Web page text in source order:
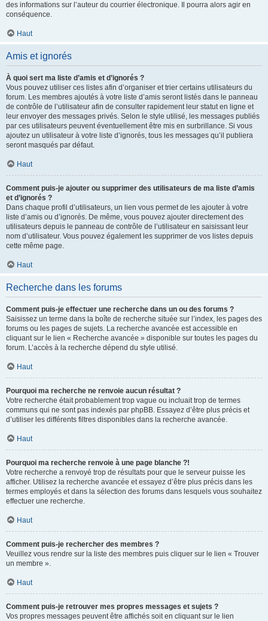
des informations sur l’auteur du courrier électronique. Il pourra alors agir en
conséquence.
Haut
Amis et ignorés
À quoi sert ma liste d’amis et d’ignorés ?
Vous pouvez utiliser ces listes afin d’organiser et trier certains utilisateurs du
forum. Les membres ajoutés à votre liste d’amis seront listés dans le panneau
de contrôle de l’utilisateur afin de consulter rapidement leur statut en ligne et
leur envoyer des messages privés. Selon le style utilisé, les messages publiés
par ces utilisateurs peuvent éventuellement être mis en surbrillance. Si vous
ajoutez un utilisateur à votre liste d’ignorés, tous les messages qu’il publiera
seront masqués par défaut.
Haut
Comment puis-je ajouter ou supprimer des utilisateurs de ma liste d’amis
et d’ignorés ?
Dans chaque profil d’utilisateurs, un lien vous permet de les ajouter à votre
liste d’amis ou d’ignorés. De même, vous pouvez ajouter directement des
utilisateurs depuis le panneau de contrôle de l’utilisateur en saisissant leur
nom d’utilisateur. Vous pouvez également les supprimer de vos listes depuis
cette même page.
Haut
Recherche dans les forums
Comment puis-je effectuer une recherche dans un ou des forums ?
Saisissez un terme dans la boîte de recherche située sur l’index, les pages des
forums ou les pages de sujets. La recherche avancée est accessible en
cliquant sur le lien « Recherche avancée » disponible sur toutes les pages du
forum. L’accès à la recherche dépend du style utilisé.
Haut
Pourquoi ma recherche ne renvoie aucun résultat ?
Votre recherche était probablement trop vague ou incluait trop de termes
communs qui ne sont pas indexés par phpBB. Essayez d’être plus précis et
d’utiliser les différents filtres disponibles dans la recherche avancée.
Haut
Pourquoi ma recherche renvoie à une page blanche ?!
Votre recherche a renvoyé trop de résultats pour que le serveur puisse les
afficher. Utilisez la recherche avancée et essayez d’être plus précis dans les
termes employés et dans la sélection des forums dans lesquels vous souhaitez
effectuer une recherche.
Haut
Comment puis-je rechercher des membres ?
Veuillez vous rendre sur la liste des membres puis cliquer sur le lien « Trouver
un membre ».
Haut
Comment puis-je retrouver mes propres messages et sujets ?
Vos propres messages peuvent être affichés soit en cliquant sur le lien